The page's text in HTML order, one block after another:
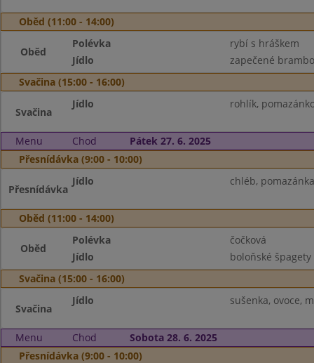
Oběd (11:00 - 14:00)
Oběd
Polévka
rybí s hráškem
Jídlo
zapečené
Svačina (15:00 - 16:00)
Svačina
Jídlo rohlík,
Menu Chod
Pátek 27. 6. 2025
Přesnídávka (9:00 - 10:00)
Přesnídávka
Jídlo chléb,
Oběd (11:00 - 14:00)
Oběd
Polévka
čočková
Jídlo
boloňské
Svačina (15:00 - 16:00)
Svačina
Jídlo sušenka, ovoce,
Menu Chod
Sobota 28. 6. 2025
Přesnídávka (9:00 - 10:00)